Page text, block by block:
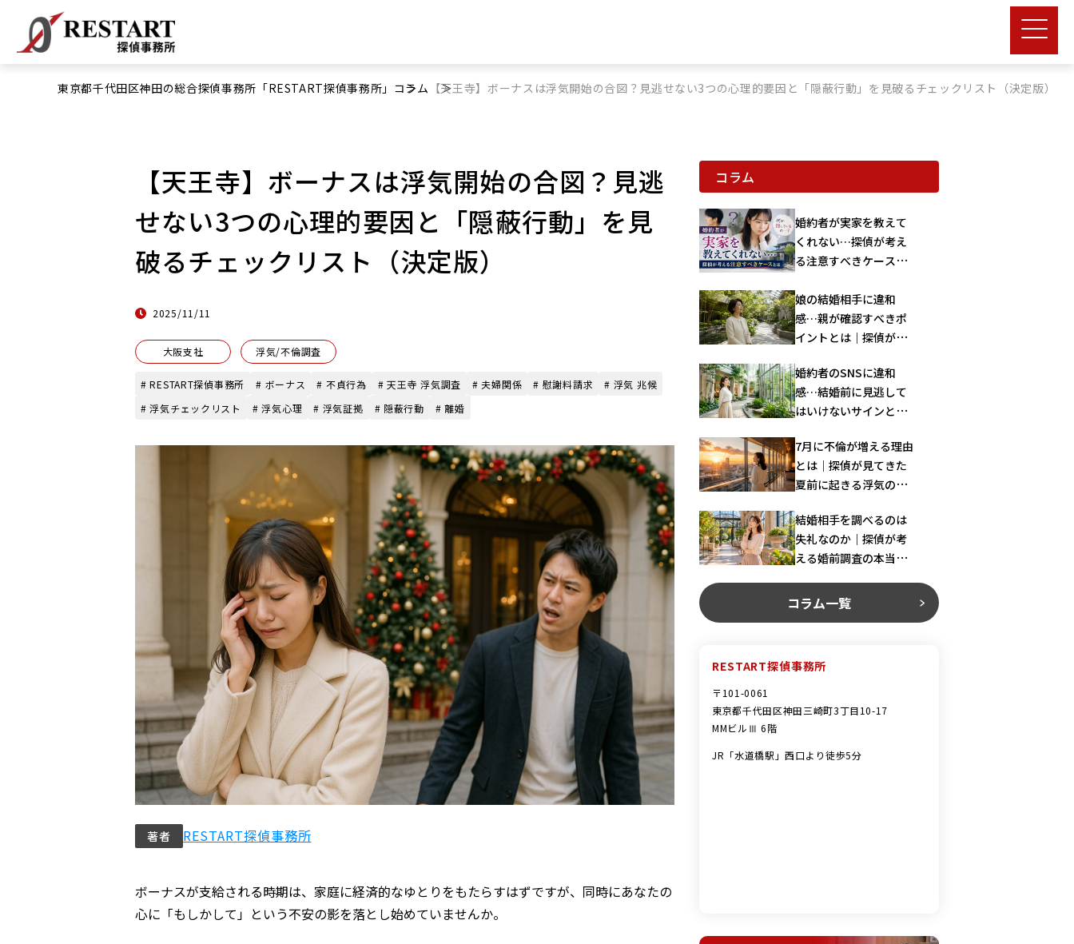
東京都千代田区神田の総合探偵事務所「RESTART探偵事務所」 コラム 【天王寺】ボーナスは浮気開始の合図？見逃せない3つの心理的要因と「隠蔽行動」を見破るチェックリスト（決定版）
【天王寺】ボーナスは浮気開始の合図？見逃
せない3つの心理的要因と「隠蔽行動」を見
破るチェックリスト（決定版）
2025/11/11
大阪支社 浮気/不倫調査
# RESTART探偵事務所 # ボーナス # 不貞行為 # 天王寺 浮気調査 # 夫婦関係 # 慰謝料請求
# 浮気 兆候
# 浮気チェックリスト
# 浮気心理 # 浮気証拠 # 隠蔽行動 # 離婚
著者 RESTART探偵事務所
ボーナスが支給される時期は、家庭に経済的なゆとりをもたらすはずですが、同時にあなたの
心に「もしかして」という不安の影を落とし始めていませんか。
コラム
婚約者が実家を教えて
くれない…探偵が考え
る注意すべきケースと
娘の結婚相手に違和
感…親が確認すべきポ
イントとは｜探偵が解
婚約者のSNSに違和
感…結婚前に見逃して
はいけないサインとは
7月に不倫が増える理由
とは｜探偵が見てきた
夏前に起きる浮気の共
結婚相手を調べるのは
失礼なのか｜探偵が考
える婚前調査の本当の
コラム一覧
RESTART探偵事務所
〒101-0061
東京都千代田区神田三崎町3丁目10-17
MMビルⅢ 6階
JR「水道橋駅」西口より徒歩5分